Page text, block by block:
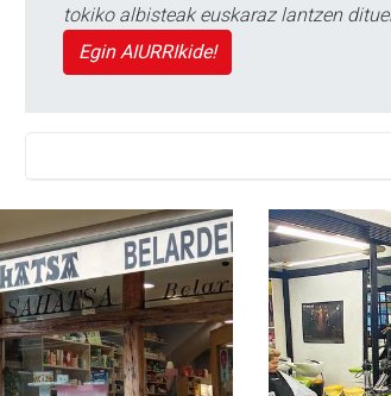
tokiko albisteak euskaraz lantzen
Egin AIURRIkide!